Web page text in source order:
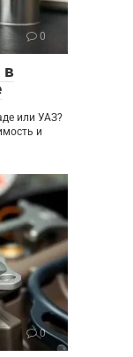
0
в
или УАЗ?
и
0